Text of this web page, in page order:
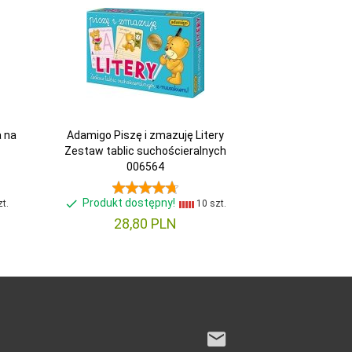
na
Adamigo Piszę i zmazuję Litery
Zestaw tablic suchościeralnych
006564
Produkt dostępny! 10 szt.
28,80 PLN